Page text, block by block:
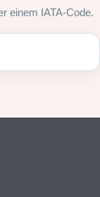
einem IATA-Code.